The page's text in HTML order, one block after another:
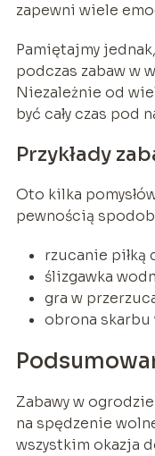
zapewni wiele
Pamiętajmy
podczas zabaw w
Niezależnie od
być cały czas pod
Przykłady
Oto kilka
pewnością
rzucanie piłką
ślizgawka
gra w
obrona skarbu
Zabawy w
na spędzenie
wszystkim okazja